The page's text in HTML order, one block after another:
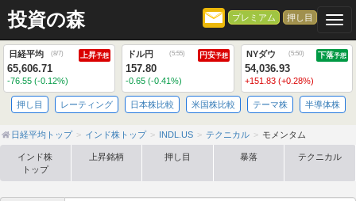
投資の森 プレミアム 押し目
日経平均 (8/7) 上昇予想
65,606.71
-76.55 (-0.12%)
ドル円 (5:55) 円安予想
157.80
-0.65 (-0.41%)
NYダウ (5:50) 下落予想
54,036.93
+151.83 (+0.28%)
押し目 レーティング 日本株比較 米国株比較 テーマ株 半導体株
日経平均トップ インド株トップ INDL.US テクニカル モメンタム
インド株
トップ
上昇銘柄 押し目 暴落 テクニカル